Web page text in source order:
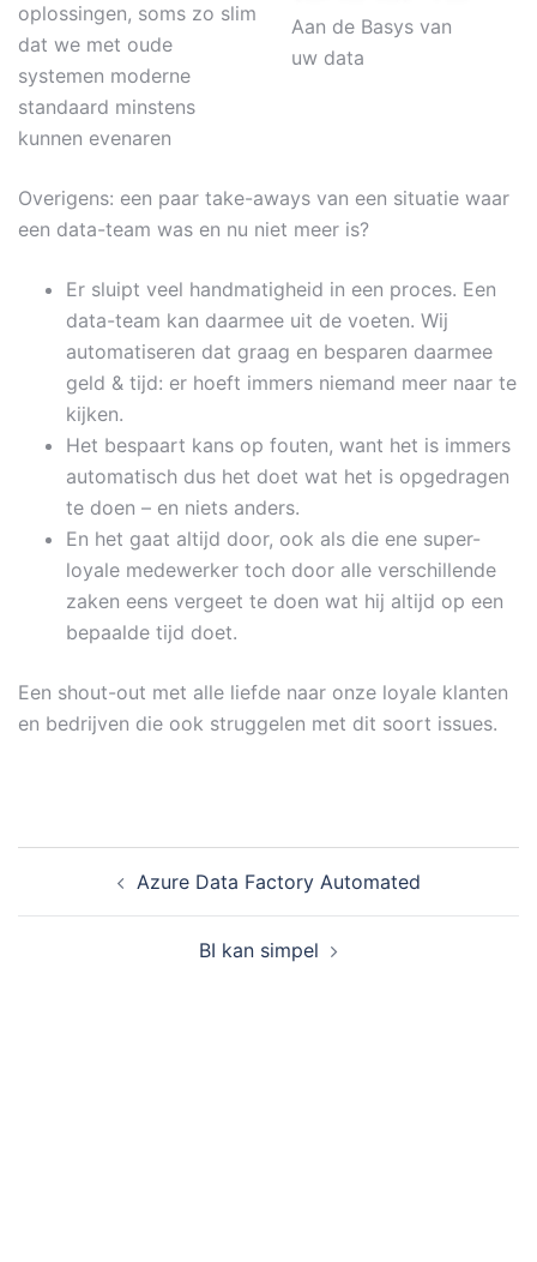
Aan de Basys van
uw data
oplossingen, soms zo slim
dat we met oude
systemen moderne
standaard minstens
kunnen evenaren
Overigens: een paar take-aways van een situatie waar
een data-team was en nu niet meer is?
Er sluipt veel handmatigheid in een proces. Een
data-team kan daarmee uit de voeten. Wij
automatiseren dat graag en besparen daarmee
geld & tijd: er hoeft immers niemand meer naar te
kijken.
Het bespaart kans op fouten, want het is immers
automatisch dus het doet wat het is opgedragen
te doen – en niets anders.
En het gaat altijd door, ook als die ene super-
loyale medewerker toch door alle verschillende
zaken eens vergeet te doen wat hij altijd op een
bepaalde tijd doet.
Een shout-out met alle liefde naar onze loyale klanten
en bedrijven die ook struggelen met dit soort issues.
Azure Data Factory Automated
BI kan simpel